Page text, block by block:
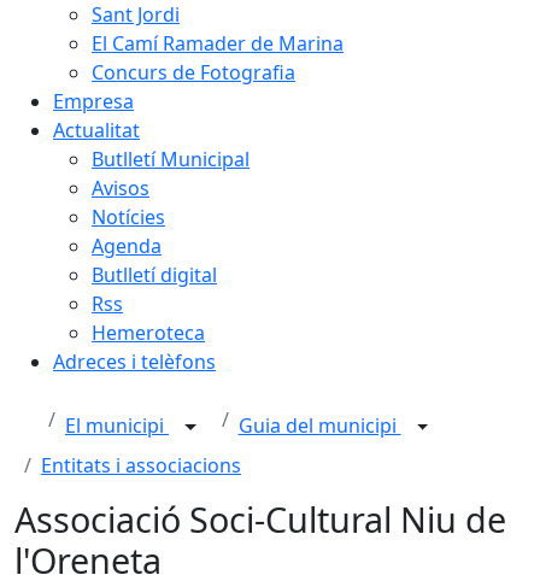
Sant Jordi
El Camí Ramader de Marina
Concurs de Fotografia
Empresa
Actualitat
Butlletí Municipal
Avisos
Notícies
Agenda
Butlletí digital
Rss
Hemeroteca
Adreces i telèfons
El municipi
Guia del municipi
Entitats i associacions
Associació Soci-Cultural Niu de
l'Oreneta